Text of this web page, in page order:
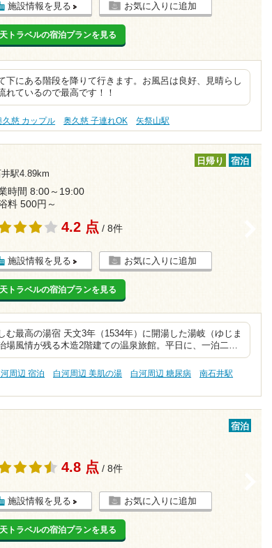
施設情報を見る お気に入りに追加
トラベルの宿泊プランを見る
下にある階段を降りて行きます。お風呂は良好、見晴らし
れているので最高です！！
久慈 カップル 奥久慈 子連れOK 矢祭山駅
駅4.89km
日帰り 宿泊
時間 8:00～19:00
料 500円～
4.2 点 / 8件
施設情報を見る お気に入りに追加
トラベルの宿泊プランを見る
む最高の湯宿 天文3年（1534年）に開湯した湯岐（ゆじま
場風情が残る木造2階建ての温泉旅館。平日に、一泊二…
周辺 宿泊 白河周辺 美肌の湯 白河周辺 糖尿病
南石井駅
宿泊
4.8 点 / 8件
施設情報を見る お気に入りに追加
トラベルの宿泊プランを見る